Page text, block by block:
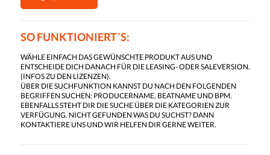
SO FUNKTIONIERT´S:
WÄHLE EINFACH DAS GEWÜNSCHTE PRODUKT AUS UND
ENTSCHEIDE DICH DANACH FÜR DIE LEASING- ODER SALEVERSION.
(INFOS ZU DEN LIZENZEN).
ÜBER DIE SUCHFUNKTION KANNST DU NACH DEN FOLGENDEN
BEGRIFFEN SUCHEN: PRODUCERNAME, BEATNAME UND BPM.
EBENFALLS STEHT DIR DIE SUCHE ÜBER DIE KATEGORIEN ZUR
VERFÜGUNG. NICHT GEFUNDEN WAS DU SUCHST? DANN
KONTAKTIERE UNS UND WIR HELFEN DIR GERNE WEITER.